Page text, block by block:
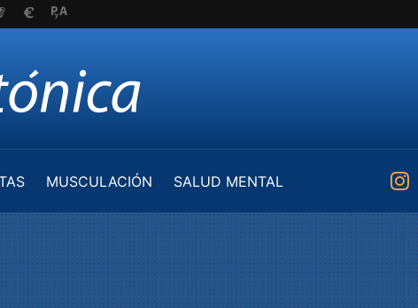
MUSCULACIÓN
SALUD MENTAL